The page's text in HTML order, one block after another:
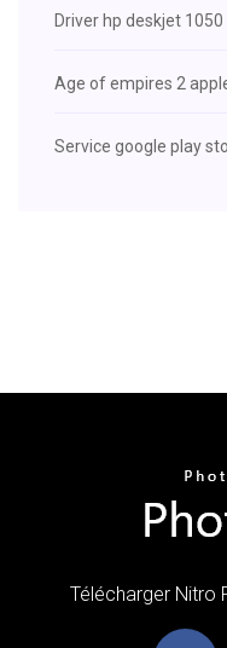
Driver hp deskjet
Age of empires 2
Service google play
Télécharger Nitro